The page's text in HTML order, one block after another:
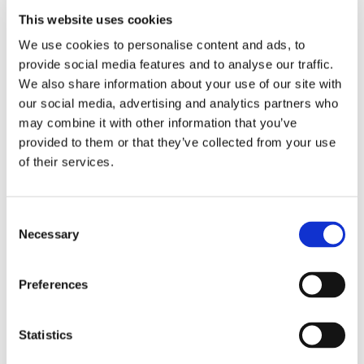
This website uses cookies
We use cookies to personalise content and ads, to
provide social media features and to analyse our traffic.
We also share information about your use of our site with
our social media, advertising and analytics partners who
may combine it with other information that you’ve
provided to them or that they’ve collected from your use
of their services.
Selection
Necessary
Preferences
Statistics
Finnlines ökar vinsten trots
högt kostnadstryck
Tallink lyfter halvåret trots